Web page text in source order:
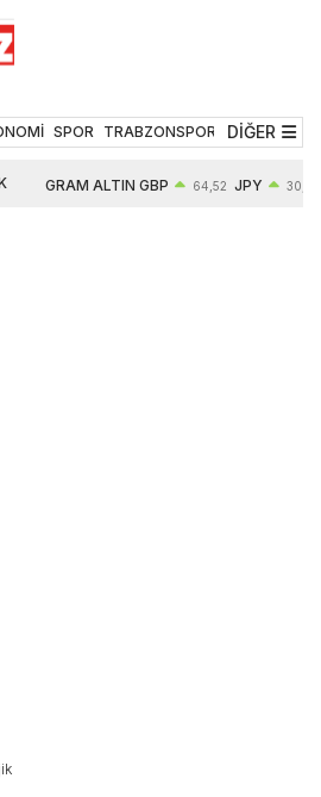
SPOR TRABZONSPOR TEKNOLOJİ
DİĞER
GRAM ALTIN GBP 64,52 JPY 30,31